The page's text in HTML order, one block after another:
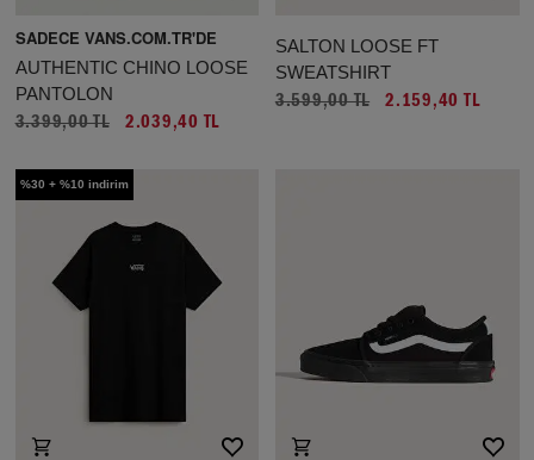
SADECE VANS.COM.TR'DE
AUTHENTIC CHINO LOOSE
PANTOLON
3.399,00 TL 2.039,40 TL
SALTON LOOSE FT
SWEATSHIRT
3.599,00 TL 2.159,40 TL
%30 + %10 indirim